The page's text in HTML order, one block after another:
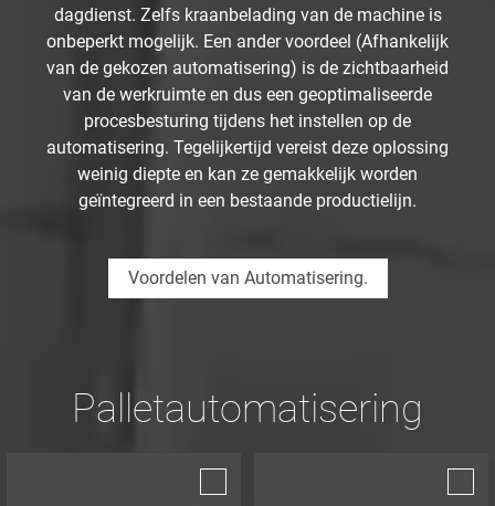
dagdienst. Zelfs kraanbelading van de machine is
onbeperkt mogelijk. Een ander voordeel (Afhankelijk
van de gekozen automatisering) is de zichtbaarheid
van de werkruimte en dus een geoptimaliseerde
procesbesturing tijdens het instellen op de
automatisering. Tegelijkertijd vereist deze oplossing
weinig diepte en kan ze gemakkelijk worden
geïntegreerd in een bestaande productielijn.
Voordelen van Automatisering.
Palletautomatisering